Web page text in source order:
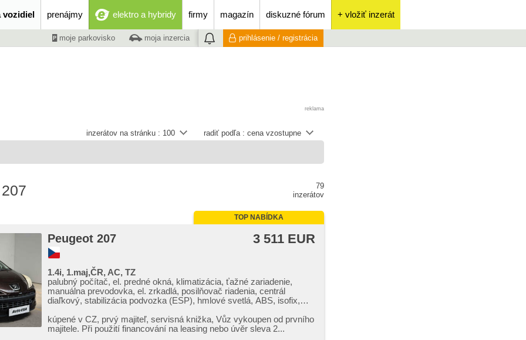
vozidiel prenájmy elektro a hybridy firmy magazín diskuzné fórum + vložiť inzerát
moje parkovisko moja inzercia prihlásenie / registrácia
reklama
radiť podľa : cena vzostupne
inzerátov na stránku : 100
79
inzerátov
TOP NABÍDKA
Peugeot 207 3 511 EUR
1.4i, 1.maj,ČR, AC, TZ
palubný počítač, el. predné okná, klimatizácia, ťažné zariadenie,
manuálna prevodovka, el. zrkadlá, posilňovač riadenia, centrál
diaľkový, stabilizácia podvozka (ESP), hmlové svetlá, ABS, isofix,
kúpené v CZ,​ prvý majiteľ,​ servisná knižka,​ Vůz vykoupen od prvního
majitele. Při použití financování na leasing nebo úvěr sleva 2...